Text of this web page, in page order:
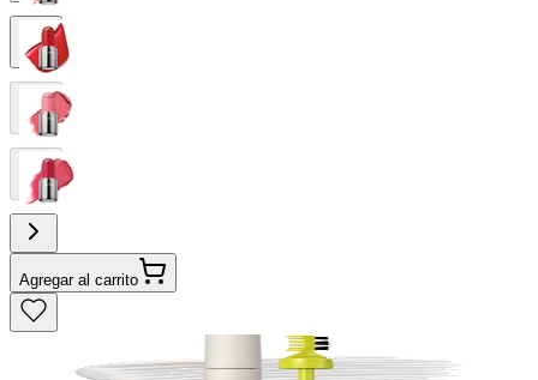
Agregar al carrito